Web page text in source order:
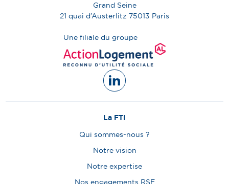
Grand Seine
21 quai d’Austerlitz 75013 Paris
Une filiale du groupe
La FTI
Qui sommes-nous ?
Notre vision
Notre expertise
Nos engagements RSE